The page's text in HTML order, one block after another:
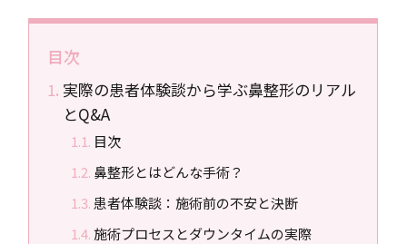
目次
実際の患者体験談から学ぶ鼻整形のリアル
とQ&A
目次
鼻整形とはどんな手術？
患者体験談：施術前の不安と決断
施術プロセスとダウンタイムの実際